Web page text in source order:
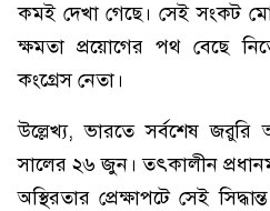
কমই দেখা গেছে। সেই সংকট
ক্ষমতা প্রয়োগের পথ বেছে
কংগ্রেস নেতা।
উল্লেখ্য, ভারতে সর্বশেষ জরুরি
সালের ২৬ জুন। তৎকালীন
অস্থিরতার প্রেক্ষাপটে সেই